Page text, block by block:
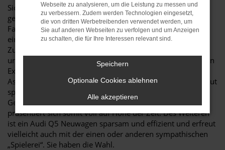
Sicher haben Sie schon viel über den Audi Q5 Neuwagen
gelesen und festgestellt, dass es kaum ein geeigneteres
Fahrzeug für Landshut und Umgebung gibt. Da ist zum
einen die überzeugende Optik, die klar und deutlich die
Zugehörigkeit zur Modellfamilie von Audi erkennen lässt
und doch eigenständig ausfällt. Da sind aber auch die vielen
Extras der aktuellen Modellgeneration und die
Assistenzsysteme. Für einen Audi Q5 Neuwagen in Landshut
sprich in erster Linie der Sicherheitsaspekt. Mit jeder
Generation hat das Fahrzeug neue Technik erhalten und
präsentiert sich somit voll auf Höhe der Zeit. Des Weiteren
ist ein Audi Q5 Neuwagen sparsam und effizient und erfreut
vielleicht auch mit der einen oder anderen sympathischen
„Spielerei“. Sie haben die Wahl.
Webseite zu analysieren, um die Leistung zu messen und
zu verbessern. Zudem werden Technologien eingesetzt,
die von dritten Werbetreibenden verwendet werden, um
Sie auf anderen Webseiten zu verfolgen und um Anzeigen
zu schalten, die für Ihre Interessen relevant sind.
Speichern
Optionale Cookies ablehnen
Alle akzeptieren